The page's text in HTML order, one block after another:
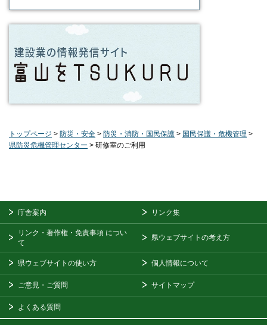
トップページ > 防災・安全 > 防災・消防・国民保護 > 国民保護・危機管理 >
県防災危機管理センター > 研修室のご利用
庁舎案内 リンク集
リンク・著作権・免責事項 につい
て
県ウェブサイトの考え方
県ウェブサイトの使い方 個人情報について
ご意見・ご質問 サイトマップ
よくある質問